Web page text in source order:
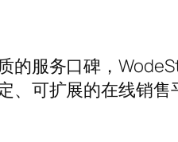
的服务口碑，
、可扩展的在线销